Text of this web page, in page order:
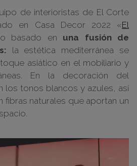
de interioristas de El Corte
en Casa Decor 2022 «El
basado en una fusión de
la estética mediterránea se
asiático en el mobiliario y
En la decoración del
los tonos blancos y azules, así
fibras naturales que aportan un